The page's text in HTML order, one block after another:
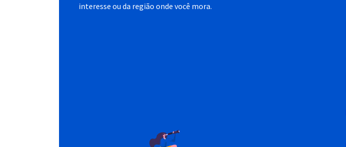
interesse ou da região onde você mora.